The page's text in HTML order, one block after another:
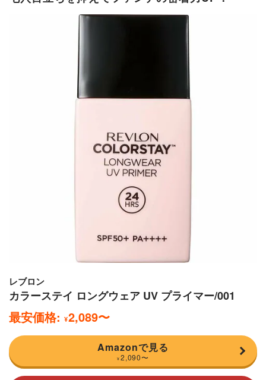
レブロン
カラーステイ ロングウェア UV プライマー/001
最安価格: ¥2,089〜
Amazonで見る
¥ 2,090〜